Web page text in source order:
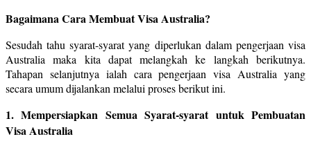
Bagaimana Cara Membuat Visa Australia?
Sesudah tahu syarat-syarat yang diperlukan dalam pengerjaan visa
Australia maka kita dapat melangkah ke langkah berikutnya.
Tahapan selanjutnya ialah cara pengerjaan visa Australia yang
secara umum dijalankan melalui proses berikut ini.
1. Mempersiapkan Semua Syarat-syarat untuk Pembuatan
Visa Australia